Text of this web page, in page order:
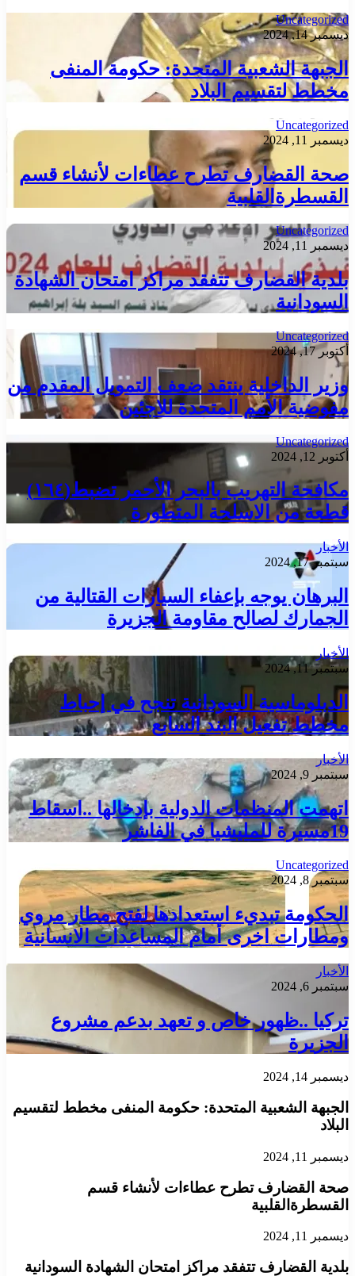
Uncategorized
ديسمبر 14, 2024
الجبهة الشعبية المتحدة: حكومة المنفى
مخطط لتقسيم البلاد
Uncategorized
ديسمبر 11, 2024
صحة القضارف تطرح عطاءات لأنشاء قسم
القسطرةالقلبية
Uncategorized
ديسمبر 11, 2024
بلدية القضارف تتفقد مراكز امتحان الشهادة
السودانية
Uncategorized
أكتوبر 17, 2024
وزير الداخلية ينتقد ضعف التمويل المقدم من
مفوضية الأمم المتحدة للاجئين
Uncategorized
أكتوبر 12, 2024
مكافحة التهريب بالبحر الأحمر تضبط(١٦٤)
قطعة من الاسلحة المتطورة
الأخبار
سبتمبر 17, 2024
البرهان يوجه بإعفاء السيارات القتالية من
الجمارك لصالح مقاومة الجزيرة
الأخبار
سبتمبر 11, 2024
الدبلوماسية السودانية تنجح في إحباط
مخطط تفعيل البند السابع
الأخبار
سبتمبر 9, 2024
اتهمت المنظمات الدولية بإدخالها ..اسقاط
19مسيرة للمليشيا في الفاشر
Uncategorized
سبتمبر 8, 2024
الحكومة تبديء استعدادها لفتح مطار مروي
ومطارات اخرى أمام المساعدات الانسانية
الأخبار
سبتمبر 6, 2024
تركيا ..ظهور خاص و تعهد بدعم مشروع
الجزيرة
ديسمبر 14, 2024
الجبهة الشعبية المتحدة: حكومة المنفى مخطط لتقسيم
البلاد
ديسمبر 11, 2024
صحة القضارف تطرح عطاءات لأنشاء قسم
القسطرةالقلبية
ديسمبر 11, 2024
بلدية القضارف تتفقد مراكز امتحان الشهادة السودانية